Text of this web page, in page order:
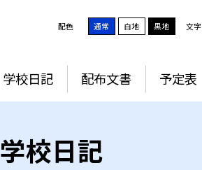
配色 通常 白地 黒地 文字
学校日記 配布文書 予定表
学校日記